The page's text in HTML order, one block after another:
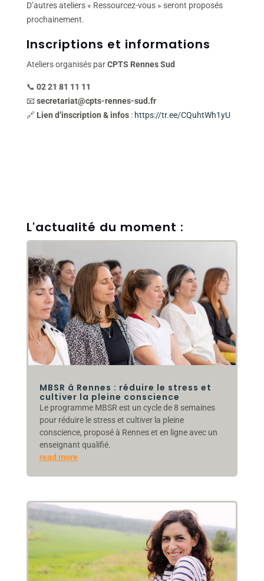
D’autres ateliers « Ressourcez-vous » seront proposés
prochainement.
Inscriptions et informations
Ateliers organisés parCPTS Rennes Sud
📞 02 21 81 11 11
📧 secretariat@cpts-rennes-sud.fr
🔗 Lien d’inscription & infos: https://tr.ee/CQuhtWh1yU
L'actualité du moment :
MBSR à Rennes : réduire le stress et
cultiver la pleine conscience
Le programme MBSR est un cycle de 8 semaines
pour réduire le stress et cultiver la pleine
conscience, proposé à Rennes et en ligne avec un
enseignant qualifié.
read more